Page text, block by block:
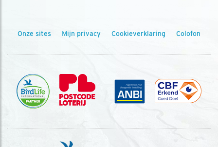
Onze sites Mijn privacy Cookieverklaring Colofon